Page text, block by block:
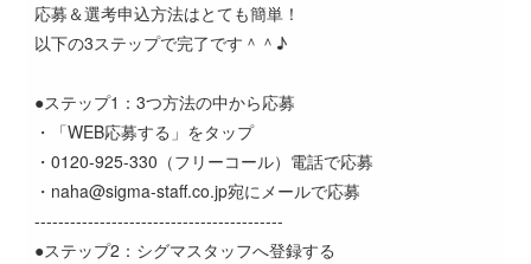
応募＆選考申込方法はとても簡単！
以下の3ステップで完了です＾＾♪
●ステップ1：3つ方法の中から応募
・「WEB応募する」をタップ
・0120-925-330（フリーコール）電話で応募
・naha@sigma-staff.co.jp宛にメールで応募
------------------------------------------
●ステップ2：シグマスタッフへ登録する